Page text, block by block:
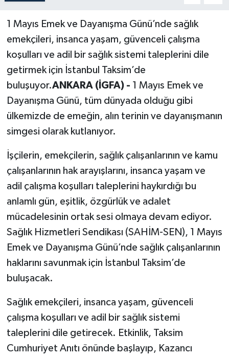
1 Mayıs Emek ve Dayanışma Günü’nde sağlık
emekçileri, insanca yaşam, güvenceli çalışma
koşulları ve adil bir sağlık sistemi taleplerini dile
getirmek için İstanbul Taksim’de
buluşuyor.ANKARA (İGFA) - 1 Mayıs Emek ve
Dayanışma Günü, tüm dünyada olduğu gibi
ülkemizde de emeğin, alın terinin ve dayanışmanın
simgesi olarak kutlanıyor.
İşçilerin, emekçilerin, sağlık çalışanlarının ve kamu
çalışanlarının hak arayışlarını, insanca yaşam ve
adil çalışma koşulları taleplerini haykırdığı bu
anlamlı gün, eşitlik, özgürlük ve adalet
mücadelesinin ortak sesi olmaya devam ediyor.
Sağlık Hizmetleri Sendikası (SAHİM-SEN), 1 Mayıs
Emek ve Dayanışma Günü’nde sağlık çalışanlarının
haklarını savunmak için İstanbul Taksim’de
buluşacak.
Sağlık emekçileri, insanca yaşam, güvenceli
çalışma koşulları ve adil bir sağlık sistemi
taleplerini dile getirecek. Etkinlik, Taksim
Cumhuriyet Anıtı önünde başlayıp, Kazancı